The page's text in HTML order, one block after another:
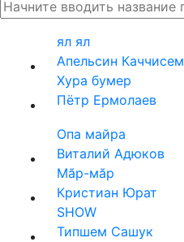
ял ял
Апельсин Каччисем
Хура бумер
Пётр Ермолаев
Опа майра
Виталий Адюков
Мăр-мăр
Кристиан Юрат
SHOW
Типшем Сашук